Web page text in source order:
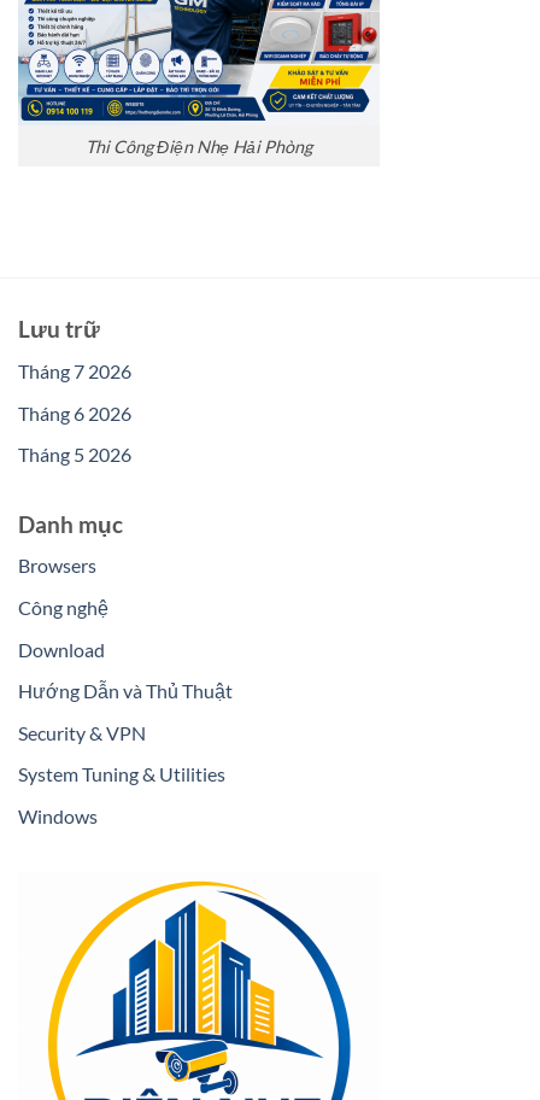
Thi Công Điện Nhẹ Hải Phòng
Lưu trữ
Tháng 7 2026
Tháng 6 2026
Tháng 5 2026
Danh mục
Browsers
Công nghệ
Download
Hướng Dẫn và Thủ Thuật
Security & VPN
System Tuning & Utilities
Windows